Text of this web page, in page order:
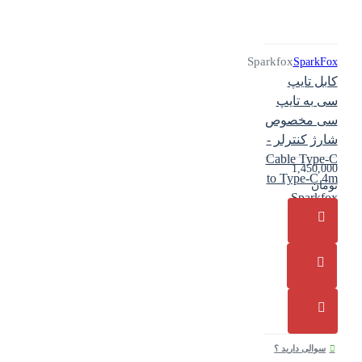
SparkFox
Sparkfox
کابل تایپ
سی به تایپ
سی مخصوص
شارژ کنترلر -
Cable Type-C
to Type-C 4m
Sparkfox
1,450,000
تومان
سوالی دارید ؟